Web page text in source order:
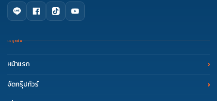
เมนูหลัก
หน้าแรก
จัดกรุ๊ปทัวร์